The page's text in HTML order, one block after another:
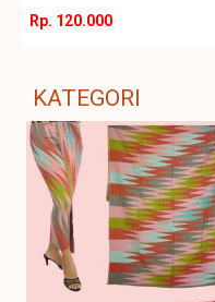
Rp. 120.000
KATEGORI